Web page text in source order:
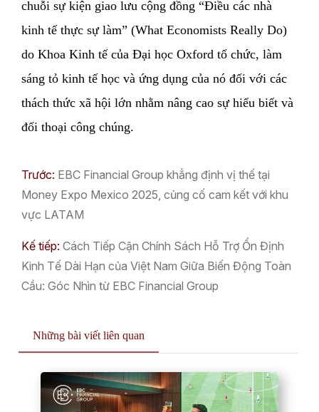
chuỗi sự kiện giao lưu cộng đồng “Điều các nhà
kinh tế thực sự làm” (What Economists Really Do)
do Khoa Kinh tế của Đại học Oxford tổ chức, làm
sáng tỏ kinh tế học và ứng dụng của nó đối với các
thách thức xã hội lớn nhằm nâng cao sự hiểu biết và
đối thoại công chúng.
Trước: EBC Financial Group khẳng định vị thế tại
Money Expo Mexico 2025, củng cố cam kết với khu
vực LATAM
Kế tiếp:Cách Tiếp Cận Chính Sách Hỗ Trợ Ổn Định
Kinh Tế Dài Hạn của Việt Nam Giữa Biến Động Toàn
Cầu: Góc Nhìn từ EBC Financial Group
Những bài viết liên quan